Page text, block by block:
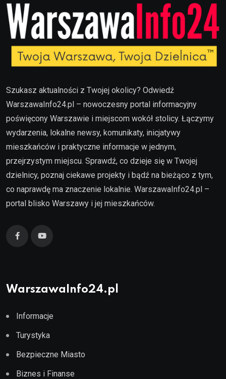
Szukasz aktualności z Twojej okolicy? Odwiedź
WarszawaInfo24.pl – nowoczesny portal informacyjny
poświęcony Warszawie i miejscom wokół stolicy. Łączymy
wydarzenia, lokalne newsy, komunikaty, inicjatywy
mieszkańców i praktyczne informacje w jednym,
przejrzystym miejscu. Sprawdź, co dzieje się w Twojej
dzielnicy, poznaj ciekawe projekty i bądź na bieżąco z tym,
co naprawdę ma znaczenie lokalnie. WarszawaInfo24.pl –
portal blisko Warszawy i jej mieszkańców.
WarszawaInfo24.pl
Informacje
Turystyka
Bezpieczne Miasto
Biznes i Finanse